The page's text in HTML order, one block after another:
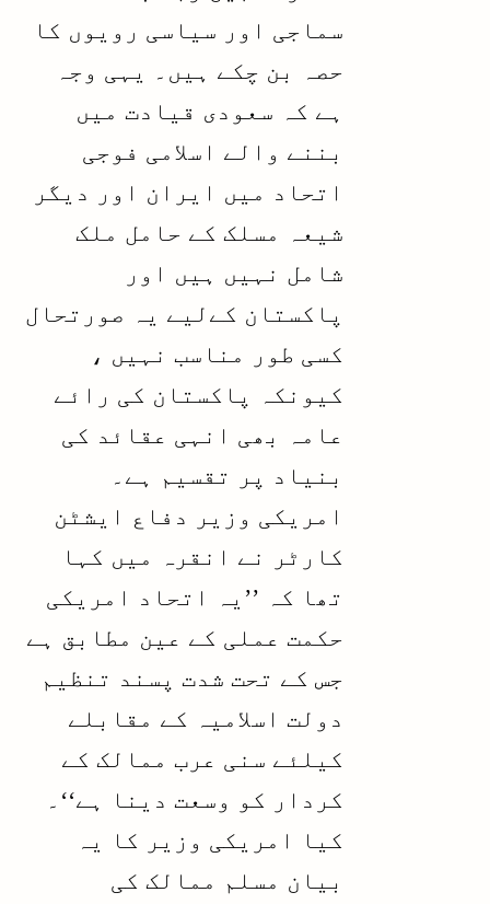
سماجی اور سیاسی رویوں کا
حصہ بن چکے ہیں۔ یہی وجہ
ہے کہ سعودی قیادت میں
بننے والے اسلامی فوجی
اتحاد میں ایران اور دیگر
شیعہ مسلک کے حامل ملک
شامل نہیں ہیں اور
پاکستان کےلیے یہ صورتحال
کسی طور مناسب نہیں ،
کیونکہ پاکستان کی رائے
عامہ بھی انہی عقائد کی
بنیاد پر تقسیم ہے۔
امریکی وزیر دفاع ایشٹن
کارٹر نے انقرہ میں کہا
تھا کہ ’’یہ اتحاد امریکی
حکمت عملی کے عین مطابق ہے
جس کے تحت شدت پسند تنظیم
دولت اسلامیہ کے مقابلے
کیلئے سنی عرب ممالک کے
کردار کو وسعت دینا ہے‘‘۔
کیا امریکی وزیر کا یہ
بیان مسلم ممالک کی